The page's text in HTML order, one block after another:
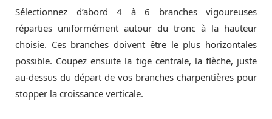
Sélectionnez d’abord 4 à 6 branches vigoureuses
réparties uniformément autour du tronc à la hauteur
choisie. Ces branches doivent être le plus horizontales
possible. Coupez ensuite la tige centrale, la flèche, juste
au-dessus du départ de vos branches charpentières pour
stopper la croissance verticale.